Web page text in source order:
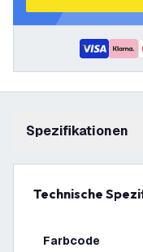
Spezifikationen
Technische
Farbcode